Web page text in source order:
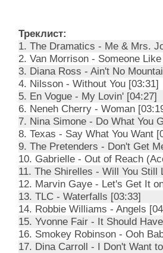
Треклист:
1. The Dramatics - Me & Mrs.
2. Van Morrison - Someone
3. Diana Ross - Ain't No
4. Nilsson - Without You [03:31]
5. En Vogue - My Lovin' [04:27]
6. Neneh Cherry - Woman
7. Nina Simone - Do What You
8. Texas - Say What You Want
9. The Pretenders - Don't Get
10. Gabrielle - Out of Reach
11. The Shirelles - Will You Still
12. Marvin Gaye - Let's Get It
13. TLC - Waterfalls [03:33]
14. Robbie Williams - Angels
15. Yvonne Fair - It Should
16. Smokey Robinson - Ooh
17. Dina Carroll - I Don't Want